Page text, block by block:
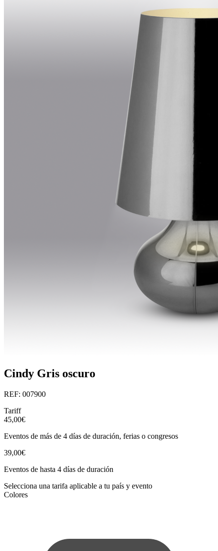
Cindy Gris oscuro
REF: 007900
Tariff
45,00€
Eventos de más de 4 días de duración, ferias o congresos
39,00€
Eventos de hasta 4 días de duración
Selecciona una tarifa aplicable a tu país y evento
Colores